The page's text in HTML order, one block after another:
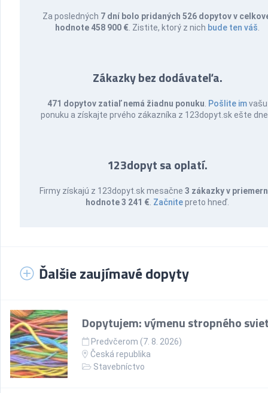
Za posledných 7 dní bolo pridaných 526 dopytov v
hodnote 458 900 € . Zistite, ktorý z nich bude ten váš
Zákazky bez dodávateľa.
471 dopytov zatiaľ nemá žiadnu ponuku Pošlite imvašu
ponuku a získajte prvého zákazníka z 123dopyt.sk ešte
123dopyt sa oplatí.
Firmy získajú z 123dopyt.sk mesačne3 zákazky v
hodnote 3 241 € Začnitepreto hneď.
Ďalšie zaujímavé dopyty
Dopytujem: výmenu stropného
Predvčerom (7. 8. 2026)
Česká republika
Stavebníctvo